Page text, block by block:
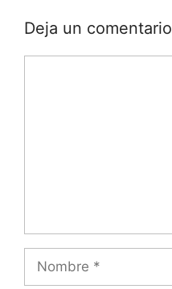
Deja un comentario
Nombre